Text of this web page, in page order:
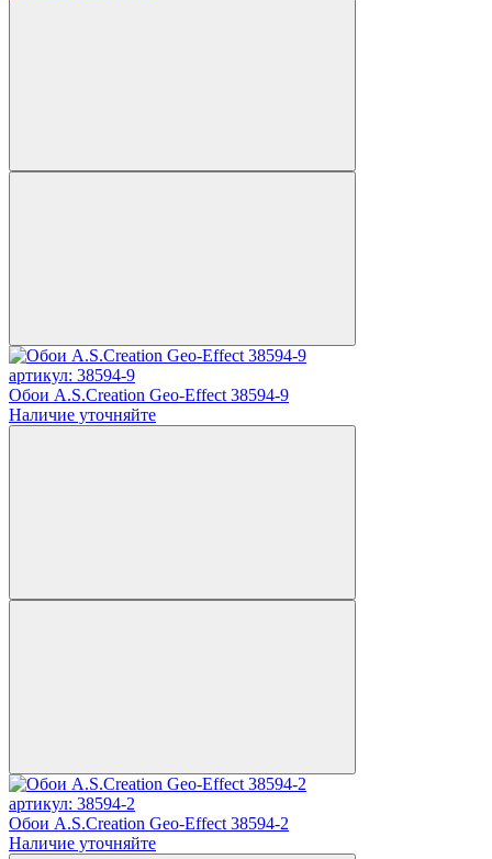
артикул: 38594-9
Обои A.S.Creation Geo-Effect 38594-9
Наличие уточняйте
артикул: 38594-2
Обои A.S.Creation Geo-Effect 38594-2
Наличие уточняйте